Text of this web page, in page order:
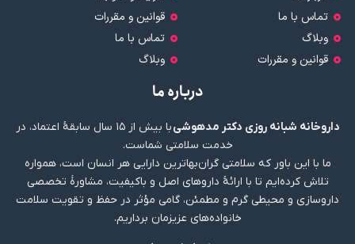
تماس با ما
وبلاگ
قوانین و مقررات
قوانین و مقررات
تماس با ما
وبلاگ
درباره ما
داروخانه شبانه روزی دکتر مدهوشی
با بیش از ۱۵ سال سابقهٔ اعتماد، در
خدمت سلامتی شماست.
ما با این باور که سلامتی گران‌بهاترین دارایی هر انسان است، همواره
تلاش کرده‌ایم تا با ارائهٔ داروهای اصل و باکیفیت، مشاورهٔ تخصصی
داروسازی و محیطی گرم و مطمئن، گامی مؤثر در حفظ و تقویت سلامت
خانواده‌های عزیزمان برداریم.